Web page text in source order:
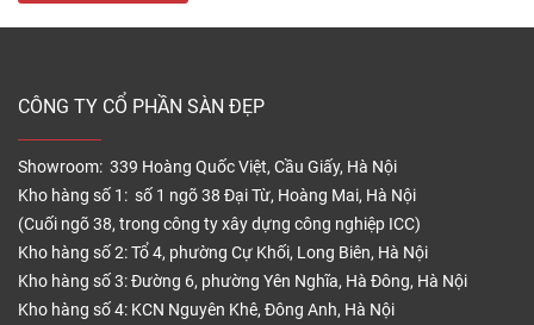
Alsafloor
1286*122*12
Sàn gỗ
Kronotex
1380*188*12
1845*188*12
395.000
545.000
Sàn gỗ
Egger
1291*193*12 535.000 Đức
CÔNG TY CỔ PHẦN SÀN ĐẸP
Showroom: 339 Hoàng Quốc Việt, Cầu Giấy, Hà Nội
Kho hàng số 1: số 1 ngõ 38 Đại Từ, Hoàng Mai, Hà Nội
(Cuối ngõ 38, trong công ty xây dựng công nghiệp ICC)
Kho hàng số 2: Tổ 4, phường Cự Khối, Long Biên, Hà Nội
Kho hàng số 3: Đường 6, phường Yên Nghĩa, Hà Đông, Hà Nội
Kho hàng số 4: KCN Nguyên Khê, Đông Anh, Hà Nội